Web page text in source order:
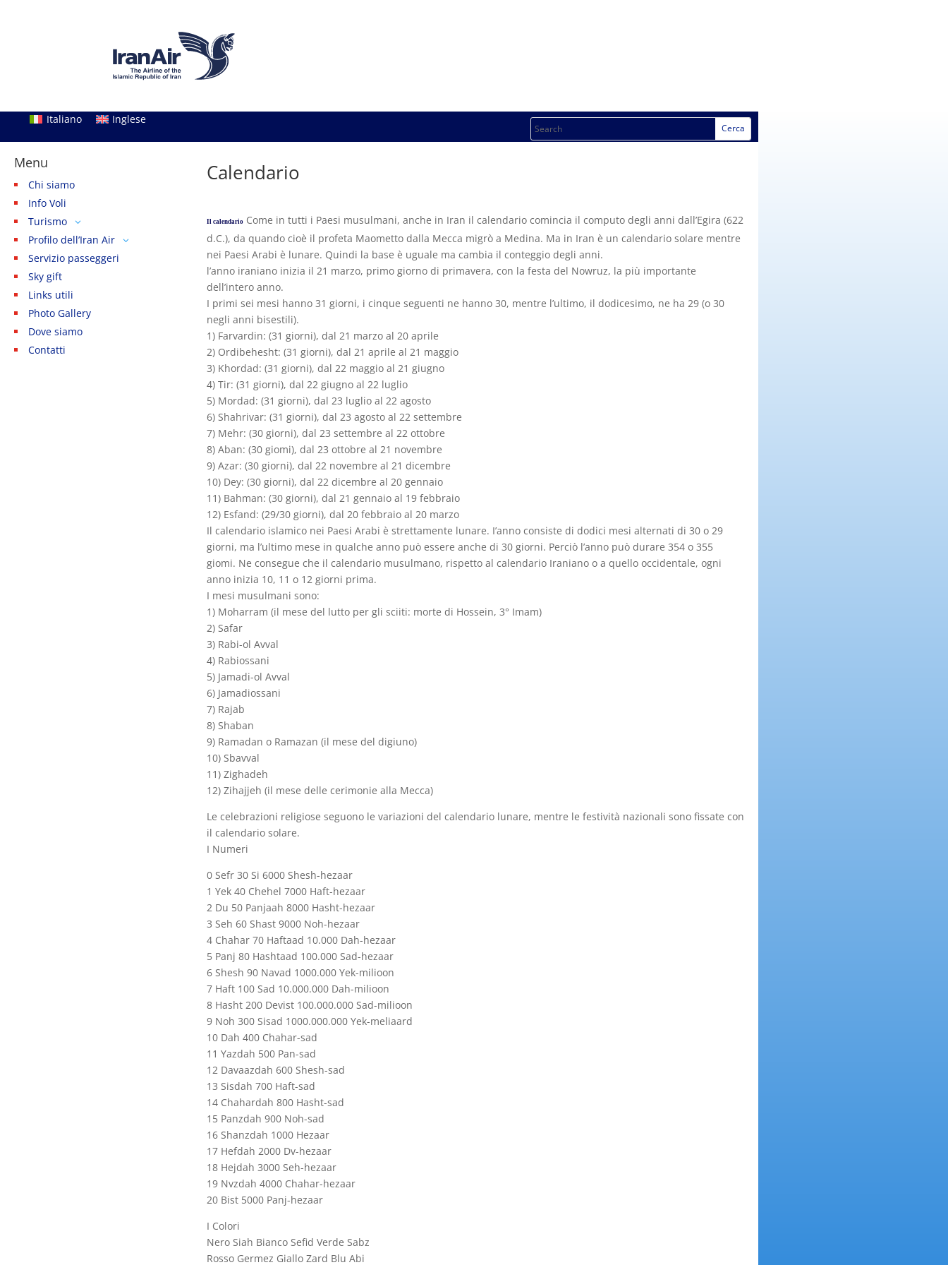
Italiano Inglese
Menu
Chi siamo
Info Voli
Turismo
3
Le città 3
Teheran
Mashhad
Kashan
Isfahan
Shiraz
Yazd
Calendario
Frasi utili
Lo stato
Le feste
Pellegrinaggio
Il visto
Profilo dell’Iran Air 3
Iran Air Tours
Homa Hotels
Homa Tourism Center
Servizi
Servizio passeggeri
Sky gift
Links utili
Photo Gallery
Dove siamo
Contatti
Calendario
Il calendario Come in tutti i Paesi musulmani, anche in Iran il calendario comincia il computo degli anni dall’Egira (622
d.C.), da quando cioè il profeta Maometto dalla Mecca migrò a Medina. Ma in Iran è un calendario solare mentre
nei Paesi Arabi è lunare. Quindi la base è uguale ma cambia il conteggio degli anni.
l’anno iraniano inizia il 21 marzo, primo giorno di primavera, con la festa del Nowruz, la più importante
dell’intero anno.
I primi sei mesi hanno 31 giorni, i cinque seguenti ne hanno 30, mentre l’ultimo, il dodicesimo, ne ha 29 (o 30
negli anni bisestili).
1) Farvardin: (31 giorni), dal 21 marzo al 20 aprile
2) Ordibehesht: (31 giorni), dal 21 aprile al 21 maggio
3) Khordad: (31 giorni), dal 22 maggio al 21 giugno
4) Tir: (31 giorni), dal 22 giugno al 22 luglio
5) Mordad: (31 giorni), dal 23 luglio al 22 agosto
6) Shahrivar: (31 giorni), dal 23 agosto al 22 settembre
7) Mehr: (30 giorni), dal 23 settembre al 22 ottobre
8) Aban: (30 giomi), dal 23 ottobre al 21 novembre
9) Azar: (30 giorni), dal 22 novembre al 21 dicembre
10) Dey: (30 giorni), dal 22 dicembre al 20 gennaio
11) Bahman: (30 giorni), dal 21 gennaio al 19 febbraio
12) Esfand: (29/30 giorni), dal 20 febbraio al 20 marzo
Il calendario islamico nei Paesi Arabi è strettamente lunare. I’anno consiste di dodici mesi alternati di 30 o 29
giorni, ma l’ultimo mese in qualche anno può essere anche di 30 giorni. Perciò l’anno può durare 354 o 355
giomi. Ne consegue che il calendario musulmano, rispetto al calendario Iraniano o a quello occidentale, ogni
anno inizia 10, 11 o 12 giorni prima.
I mesi musulmani sono:
1) Moharram (il mese del lutto per gli sciiti: morte di Hossein, 3° Imam)
2) Safar
3) Rabi-ol Avval
4) Rabiossani
5) Jamadi-ol Avval
6) Jamadiossani
7) Rajab
8) Shaban
9) Ramadan o Ramazan (il mese del digiuno)
10) Sbavval
11) Zighadeh
12) Zihajjeh (il mese delle cerimonie alla Mecca)
Le celebrazioni religiose seguono le variazioni del calendario lunare, mentre le festività nazionali sono fissate con
il calendario solare.
I Numeri
0 Sefr 30 Si 6000 Shesh-hezaar
1 Yek 40 Chehel 7000 Haft-hezaar
2 Du 50 Panjaah 8000 Hasht-hezaar
3 Seh 60 Shast 9000 Noh-hezaar
4 Chahar 70 Haftaad 10.000 Dah-hezaar
5 Panj 80 Hashtaad 100.000 Sad-hezaar
6 Shesh 90 Navad 1000.000 Yek-milioon
7 Haft 100 Sad 10.000.000 Dah-milioon
8 Hasht 200 Devist 100.000.000 Sad-milioon
9 Noh 300 Sisad 1000.000.000 Yek-meliaard
10 Dah 400 Chahar-sad
11 Yazdah 500 Pan-sad
12 Davaazdah 600 Shesh-sad
13 Sisdah 700 Haft-sad
14 Chahardah 800 Hasht-sad
15 Panzdah 900 Noh-sad
16 Shanzdah 1000 Hezaar
17 Hefdah 2000 Dv-hezaar
18 Hejdah 3000 Seh-hezaar
19 Nvzdah 4000 Chahar-hezaar
20 Bist 5000 Panj-hezaar
I Colori
Nero Siah Bianco Sefid Verde Sabz
Rosso Germez Giallo Zard Blu Abi